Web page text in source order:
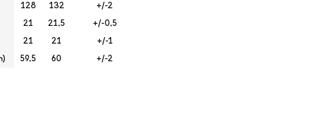
128 132
+/-2
21 21,5
+/-0,5
21 21
+/-1
59,5 60 +/-2